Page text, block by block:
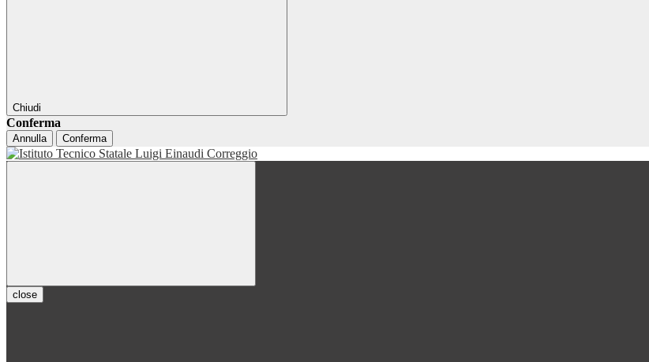
Chiudi
Conferma
Annulla Conferma
close